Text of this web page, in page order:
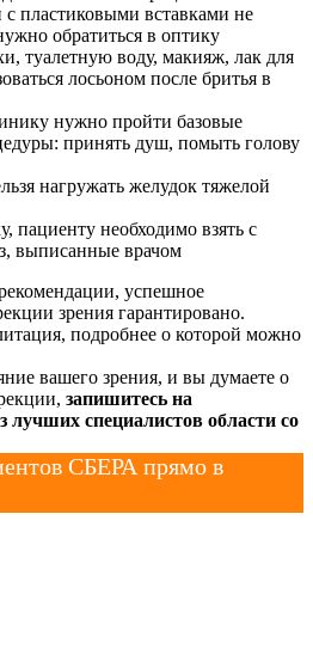
с пластиковыми вставками не
обратиться в оптику
туалетную воду, макияж, лак для
лосьоном после бритья в
нужно пройти базовые
принять душ, помыть голову
нагружать желудок тяжелой
пациенту необходимо взять с
выписанные врачом
успешное
зрения гарантировано.
подробнее о которой можно
вашего зрения, и вы думаете о
запишитесь на
лучших специалистов области со
СБЕРА прямо в